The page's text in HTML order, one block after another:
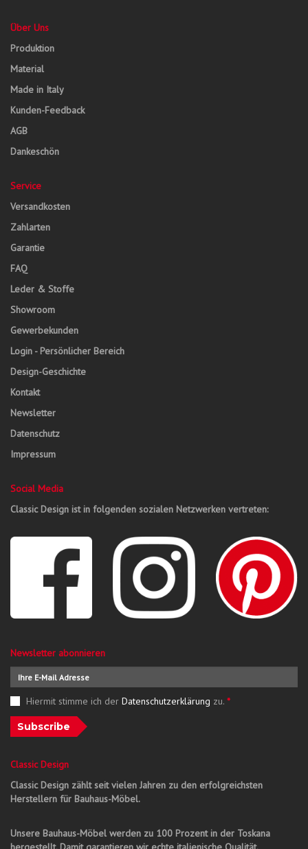
Über Uns
Produktion
Material
Made in Italy
Kunden-Feedback
AGB
Dankeschön
Service
Versandkosten
Zahlarten
Garantie
FAQ
Leder & Stoffe
Showroom
Gewerbekunden
Login - Persönlicher Bereich
Design-Geschichte
Kontakt
Newsletter
Datenschutz
Impressum
Social Media
Classic Design ist in folgenden sozialen Netzwerken vertreten:
Newsletter abonnieren
Hiermit stimme ich der Datenschutzerklärung zu. *
Subscribe
Classic Design
Classic Design zählt seit vielen Jahren zu den erfolgreichsten
Herstellern für Bauhaus-Möbel.
Unsere Bauhaus-Möbel werden zu 100 Prozent in der Toskana